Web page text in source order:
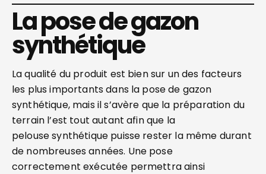
La pose de gazon
synthétique
La qualité du produit est bien sur un des facteurs
les plus importants dans la pose de gazon
synthétique, mais il s’avère que la préparation du
terrain l’est tout autant afin que la
pelouse synthétique puisse rester la même durant
de nombreuses années. Une pose
correctement exécutée permettra ainsi